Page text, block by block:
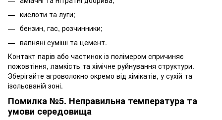
кислоти та луги;
бензин, гас, розчинники;
вапняні суміші та цемент.
Контакт парів або частинок із полімером спричиняє
пожовтіння, ламкість та хімічне руйнування структури.
Зберігайте агроволокно окремо від хімікатів, у сухій та
ізольованій зоні.
Помилка №5. Неправильна температура та
умови середовища